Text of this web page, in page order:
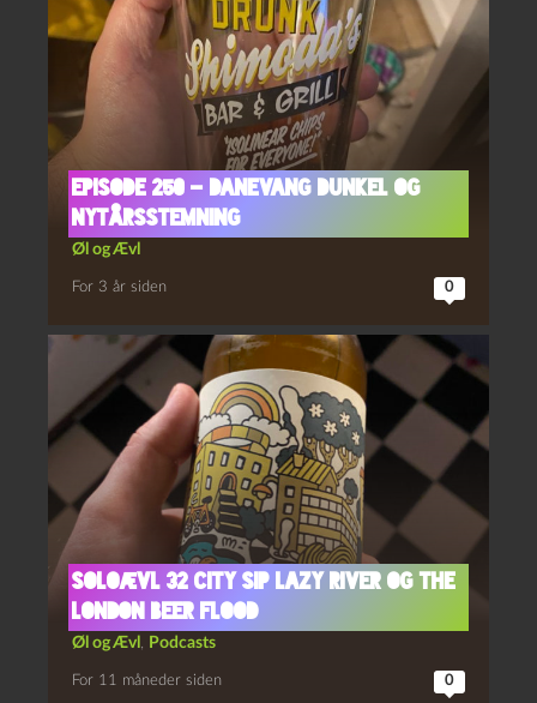
Episode 250 – Danevang Dunkel og
Nytårsstemning
Øl og Ævl
For 3 år siden 0
Soloævl 32 City Sip Lazy River og The
London Beer Flood
Øl og Ævl Podcasts
For 11 måneder siden 0